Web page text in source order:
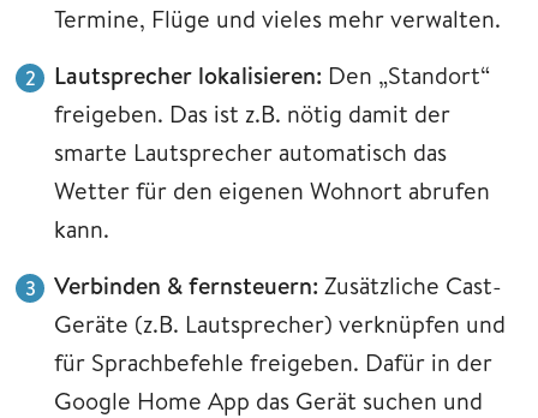
Termine, Flüge und vieles mehr verwalten.
Lautsprecher lokalisieren: Den „Standort“
freigeben. Das ist z.B. nötig damit der
smarte Lautsprecher automatisch das
Wetter für den eigenen Wohnort abrufen
kann.
Verbinden & fernsteuern: Zusätzliche Cast-
Geräte (z.B. Lautsprecher) verknüpfen und
für Sprachbefehle freigeben. Dafür in der
Google Home App das Gerät suchen und